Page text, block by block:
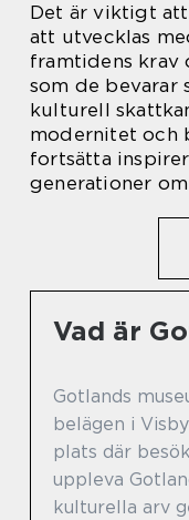
Det är viktigt
att utvecklas
framtidens krav
som de bevarar
kulturell
modernitet och
fortsätta
generationer
Vad är
Gotlands
belägen i
plats där
uppleva
kulturella arv